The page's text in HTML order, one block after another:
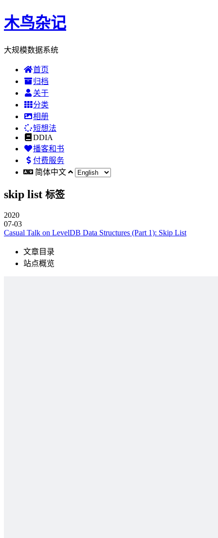
木鸟杂记
大规模数据系统
首页
归档
关于
分类
相册
短想法
DDIA
播客和书
付费服务
简体中文
skip list 标签
2020
07-03
Casual Talk on LevelDB Data Structures (Part 1): Skip List
文章目录
站点概览